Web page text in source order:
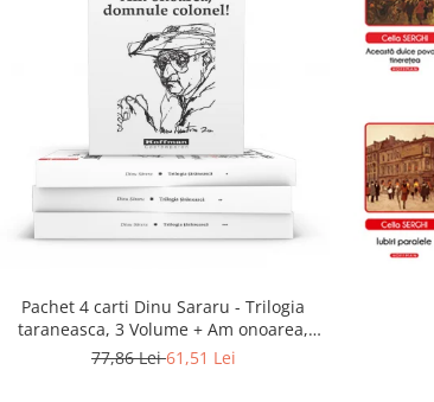
Pachet 4 carti Dinu Sararu - Trilogia
taraneasca, 3 Volume + Am onoarea,
domnule colonel!
77,86 Lei61,51 Lei